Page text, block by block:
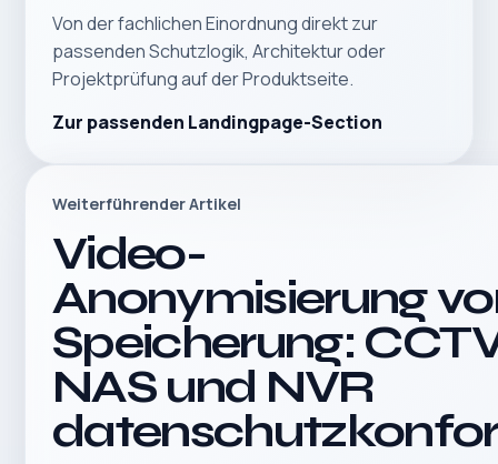
Von der fachlichen Einordnung direkt zur
passenden Schutzlogik, Architektur oder
Projektprüfung auf der Produktseite.
Zur passenden Landingpage-Section
Weiterführender Artikel
Video-
Anonymisierung
Speicherung:
NAS und NVR